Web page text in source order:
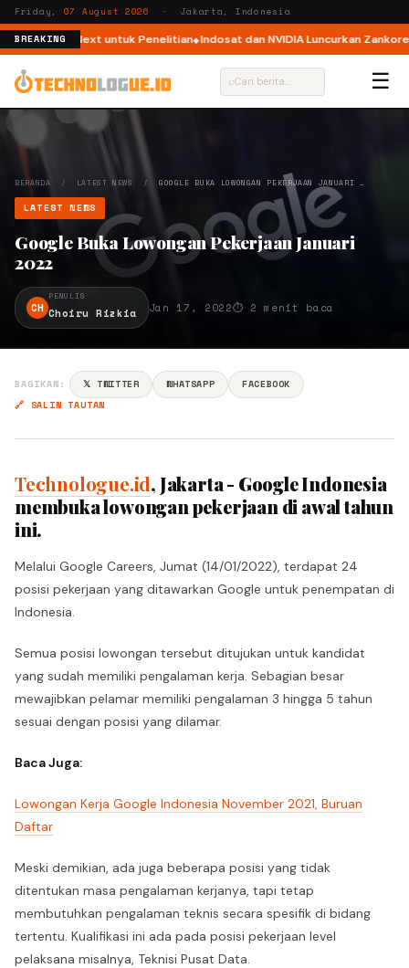
Friday, 07 August 2026 · Jakarta, Indonesia
BREAKING
WeatherNext untuk Penelitian Indosat dan NVIDIA Luncurkan Zankore,
⌕ ☰
BERANDA / LATEST NEWS / GOOGLE BUKA LOWONGAN PEKERJAAN JANUARI …
LATEST NEWS
Google Buka Lowongan Pekerjaan Januari
2022
CH
PENULIS
Choiru Rizkia Jan 17, 2022⏱ 2 menit baca
BAGIKAN: 𝕏 TWITTER WHATSAPP
FACEBOOK
🔗 SALIN TAUTAN
Technologue.id, Jakarta - Google Indonesia
membuka lowongan pekerjaan di awal tahun
ini.
Melalui Google Careers, Jumat (14/01/2022), terdapat 24
posisi pekerjaan yang ditawarkan Google untuk penempatan di
Indonesia.
Semua posisi lowongan tersebut ditujukan untuk kandidat
yang sudah memiliki pengalaman kerja. Sebagian besar
mewajibkan pelamar memiliki pengalaman 3 hingga 5 tahun
sesuai dengan posisi yang dilamar.
Baca Juga:
Lowongan Kerja Google Indonesia November 2021, Buruan
Daftar
Meski demikian, ada juga beberapa posisi yang tidak
ditentukan masa pengalaman kerjanya, tapi tetap
membutuhkan pengalaman teknis secara spesifik di bidang
tertentu. Kualifikasi ini ada pada posisi pekerjaan level
pelaksana misalnya, Teknisi Pusat Data.